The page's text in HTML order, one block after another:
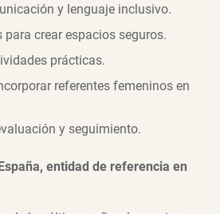
y lenguaje inclusivo.
para crear espacios seguros.
prácticas.
referentes femeninos en
y seguimiento.
entidad de referencia en